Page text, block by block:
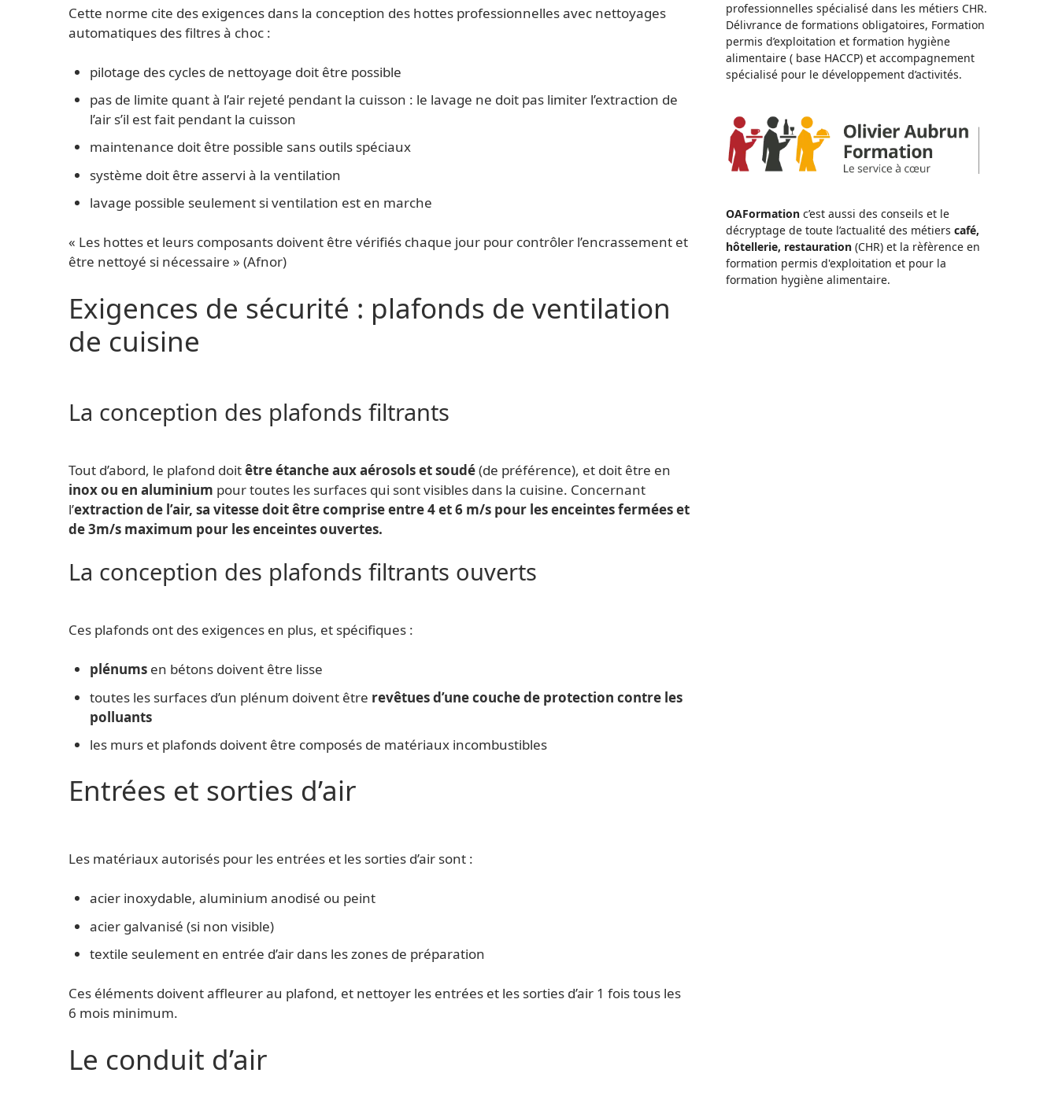
Cette norme cite des exigences dans la conception des hottes professionnelles avec nettoyages
automatiques des filtres à choc :
pilotage des cycles de nettoyage doit être possible
pas de limite quant à l’air rejeté pendant la cuisson : le lavage ne doit pas limiter l’extraction de
l’air s’il est fait pendant la cuisson
maintenance doit être possible sans outils spéciaux
système doit être asservi à la ventilation
lavage possible seulement si ventilation est en marche
« Les hottes et leurs composants doivent être vérifiés chaque jour pour contrôler l’encrassement et
être nettoyé si nécessaire » (Afnor)
Exigences de sécurité : plafonds de ventilation
de cuisine
La conception des plafonds filtrants
Tout d’abord, le plafond doitêtre étanche aux aérosols et soudé(de préférence), et doit être en
inox ou en aluminium pour toutes les surfaces qui sont visibles dans la cuisine. Concernant
l’extraction de l’air, sa vitesse doit être comprise entre 4 et 6 m/s pour les enceintes fermées et
de 3m/s maximum pour les enceintes ouvertes.
La conception des plafonds filtrants ouverts
Ces plafonds ont des exigences en plus, et spécifiques :
plénums en bétons doivent être lisse
toutes les surfaces d’un plénum doivent être revêtues d’une couche de protection contre les
polluants
les murs et plafonds doivent être composés de matériaux incombustibles
Entrées et sorties d’air
Les matériaux autorisés pour les entrées et les sorties d’air sont :
acier inoxydable, aluminium anodisé ou peint
acier galvanisé (si non visible)
textile seulement en entrée d’air dans les zones de préparation
Ces éléments doivent affleurer au plafond, et nettoyer les entrées et les sorties d’air 1 fois tous les
6 mois minimum.
Le conduit d’air
professionnelles spécialisé dans les métiers CHR.
Délivrance de formations obligatoires, Formation
permis d’exploitation et formation hygiène
alimentaire ( base HACCP) et accompagnement
spécialisé pour le développement d’activités.
OAFormation c’est aussi des conseils et le
décryptage de toute l’actualité des métiers café,
hôtellerie, restauration (CHR) et la rèfèrence en
formation permis d'exploitation et pour la
formation hygiène alimentaire.